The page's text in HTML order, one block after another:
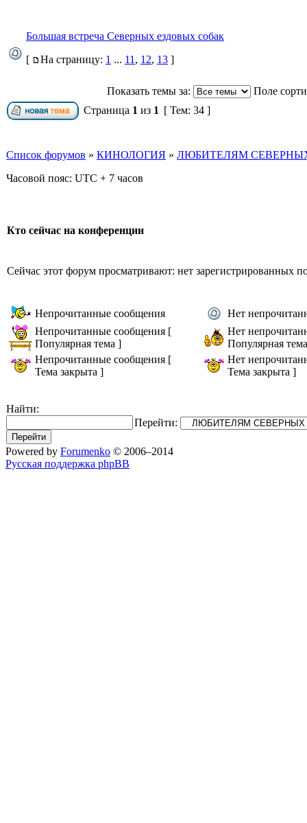
Большая встреча Северных ездовых собак
[
На страницу: 1 ... 11 , 12, 13 ]
Показать темы за:
Поле
Страница 1 из 1 [ Тем: 34 ]
Список форумов » КИНОЛОГИЯ » ЛЮБИТЕЛЯМ
Часовой пояс: UTC + 7 часов
Кто сейчас на конференции
Сейчас этот форум просматривают: нет зарегистрированных
Непрочитанные сообщения
Нет
Непрочитанные сообщения [
Популярная тема ]
Нет
Популярная
Непрочитанные сообщения [
Тема закрыта ]
Нет
Тема закрыта ]
Найти:
Перейти:
Powered by Forumenko © 2006–2014
Русская поддержка phpBB